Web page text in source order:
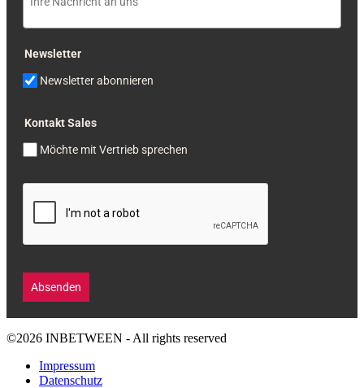
Newsletter
Newsletter abonnieren
Kontakt Sales
Möchte mit Vertrieb sprechen
Absenden
©2026 INBETWEEN - All rights reserved
Impressum
Datenschutz